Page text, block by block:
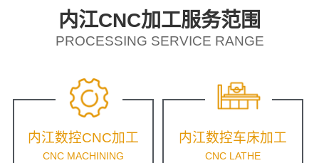
内江CNC加工服务范围
PROCESSING SERVICE RANGE
内江数控CNC加工
CNC MACHINING
内江数控车床加工
CNC LATHE